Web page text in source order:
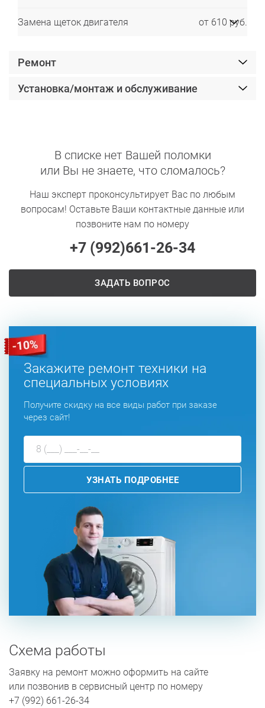
Замена щеток двигателя от 610 руб.
Ремонт
Установка/монтаж и обслуживание
В списке нет Вашей поломки
или Вы не знаете, что сломалось?
Наш эксперт проконсультирует Вас по любым
вопросам! Оставьте Ваши контактные данные или
позвоните нам по номеру
+7 (992)661-26-34
ЗАДАТЬ ВОПРОС
Закажите ремонт техники на
специальных условиях
Получите скидку на все виды работ при заказе
через сайт!
УЗНАТЬ ПОДРОБНЕЕ
Схема работы
Заявку на ремонт можно оформить на сайте
или позвонив в сервисный центр по номеру
+7 (992) 661-26-34